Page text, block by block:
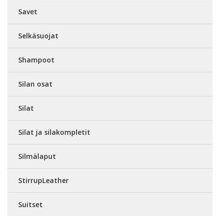
Savet
Selkäsuojat
Shampoot
Silan osat
Silat
Silat ja silakompletit
Silmälaput
StirrupLeather
Suitset